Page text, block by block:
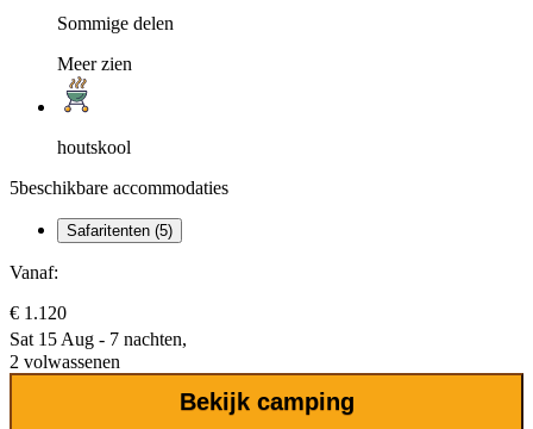
Sommige delen
Meer zien
houtskool
5beschikbare accommodaties
Safaritenten (5)
Vanaf:
€ 1.120
Sat 15 Aug - 7 nachten,
2 volwassenen
Bekijk camping